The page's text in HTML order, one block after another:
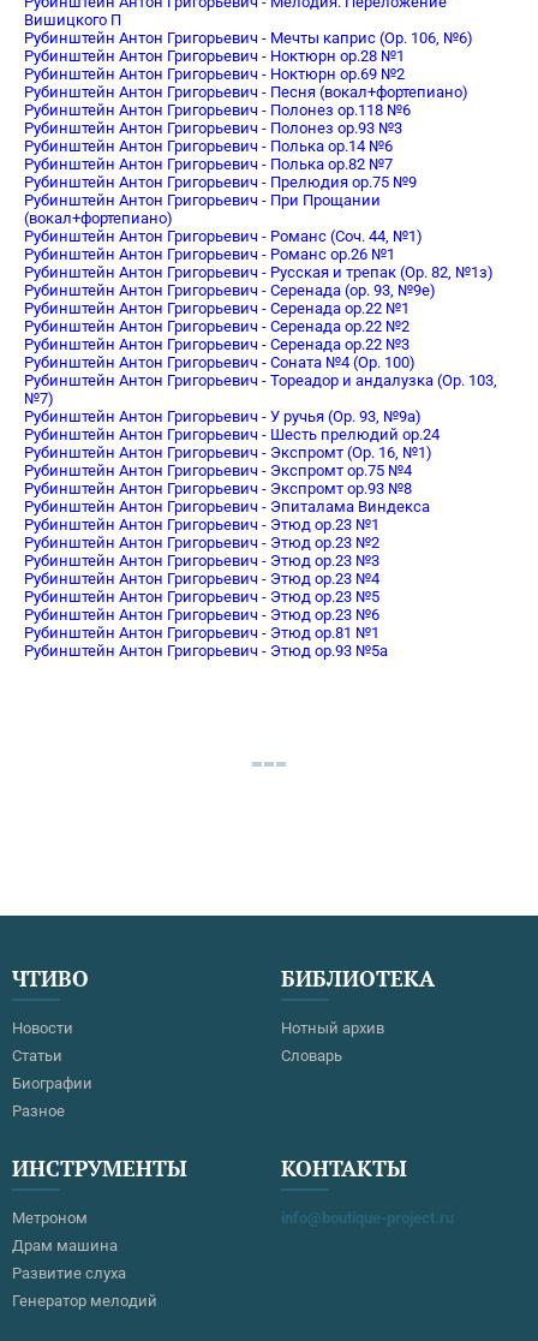
Вишицкого П
Рубинштейн Антон Григорьевич - Мечты каприс (Op. 106, №6)
Рубинштейн Антон Григорьевич - Ноктюрн op.28 №1
Рубинштейн Антон Григорьевич - Ноктюрн op.69 №2
Рубинштейн Антон Григорьевич - Песня (вокал+фортепиано)
Рубинштейн Антон Григорьевич - Полонез op.118 №6
Рубинштейн Антон Григорьевич - Полонез op.93 №3
Рубинштейн Антон Григорьевич - Полька op.14 №6
Рубинштейн Антон Григорьевич - Полька op.82 №7
Рубинштейн Антон Григорьевич - Прелюдия op.75 №9
Рубинштейн Антон Григорьевич - При Прощании
(вокал+фортепиано)
Рубинштейн Антон Григорьевич - Романс (Соч. 44, №1)
Рубинштейн Антон Григорьевич - Романс op.26 №1
Рубинштейн Антон Григорьевич - Русская и трепак (Op. 82, №1з)
Рубинштейн Антон Григорьевич - Серенада (op. 93, №9е)
Рубинштейн Антон Григорьевич - Серенада op.22 №1
Рубинштейн Антон Григорьевич - Серенада op.22 №2
Рубинштейн Антон Григорьевич - Серенада op.22 №3
Рубинштейн Антон Григорьевич - Соната №4 (Op. 100)
Рубинштейн Антон Григорьевич - Тореадор и андалузка (Op. 103,
№7)
Рубинштейн Антон Григорьевич - У ручья (Op. 93, №9a)
Рубинштейн Антон Григорьевич - Шесть прелюдий op.24
Рубинштейн Антон Григорьевич - Экспромт (Op. 16, №1)
Рубинштейн Антон Григорьевич - Экспромт op.75 №4
Рубинштейн Антон Григорьевич - Экспромт op.93 №8
Рубинштейн Антон Григорьевич - Эпиталама Виндекса
Рубинштейн Антон Григорьевич - Этюд op.23 №1
Рубинштейн Антон Григорьевич - Этюд op.23 №2
Рубинштейн Антон Григорьевич - Этюд op.23 №3
Рубинштейн Антон Григорьевич - Этюд op.23 №4
Рубинштейн Антон Григорьевич - Этюд op.23 №5
Рубинштейн Антон Григорьевич - Этюд op.23 №6
Рубинштейн Антон Григорьевич - Этюд op.81 №1
Рубинштейн Антон Григорьевич - Этюд op.93 №5а
ЧТИВО
Новости
Статьи
Биографии
Разное
БИБЛИОТЕКА
Нотный архив
Словарь
ИНСТРУМЕНТЫ
Метроном
Драм машина
Развитие слуха
Генератор мелодий
КОНТАКТЫ
info@boutique-project.ru